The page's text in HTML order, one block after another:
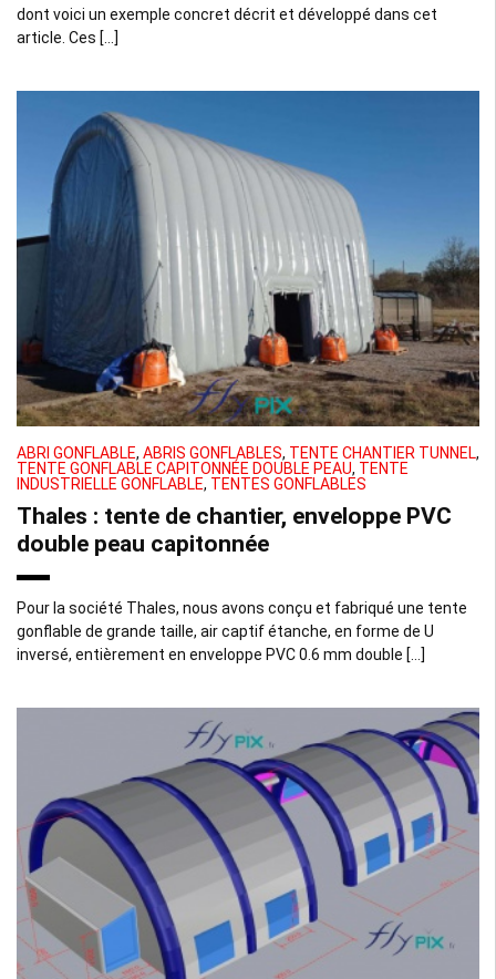
dont voici un exemple concret décrit et développé dans cet
article. Ces […]
ABRI GONFLABLE, ABRIS GONFLABLES, TENTE CHANTIER TUNNEL,
TENTE GONFLABLE CAPITONNÉE DOUBLE PEAU, TENTE
INDUSTRIELLE GONFLABLE, TENTES GONFLABLES
Thales : tente de chantier, enveloppe PVC
double peau capitonnée
Pour la société Thales, nous avons conçu et fabriqué une tente
gonflable de grande taille, air captif étanche, en forme de U
inversé, entièrement en enveloppe PVC 0.6 mm double […]